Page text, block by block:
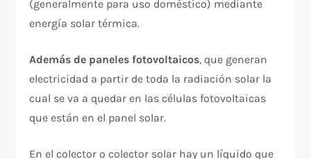
(generalmente para uso doméstico) mediante
energía solar térmica.
Además de paneles fotovoltaicos, que generan
electricidad a partir de toda la radiación solar la
cual se va a quedar en las células fotovoltaicas
que están en el panel solar.
En el colector o colector solar hay un líquido que